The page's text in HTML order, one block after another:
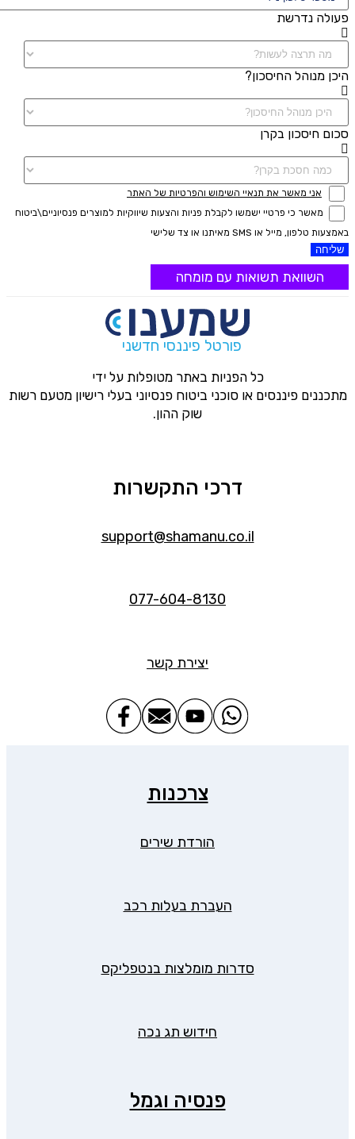
פעולה נדרשת
היכן מנוהל החיסכון?
סכום חיסכון בקרן
אני מאשר את תנאיי השימוש והפרטיות של האתר
מאשר כי פרטיי ישמשו לקבלת פניות והצעות שיווקיות למוצרים פנסיוניים\ביטוח
באמצעות טלפון, מייל או SMS מאיתנו או צד שלישי
שליחה
השוואת תשואות עם מומחה
פורטל פיננסי חדשני
כל הפניות באתר מטופלות על ידי
מתכננים פיננסים או סוכני ביטוח פנסיוני בעלי רישיון מטעם רשות
שוק ההון.
דרכי התקשרות
support@shamanu.co.il
077-604-8130
יצירת קשר
צרכנות
הורדת שירים
העברת בעלות רכב
סדרות מומלצות בנטפליקס
חידוש תג נכה
פנסיה וגמל